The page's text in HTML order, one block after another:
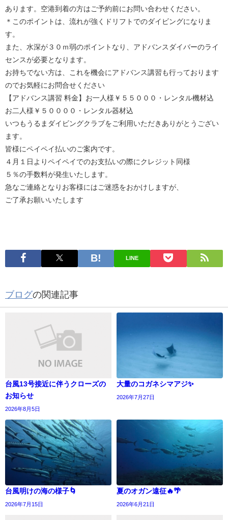
あります。空港到着の方はご予約前にお問い合わせください。
＊このポイントは、流れが強くドリフトでのダイビングになりま
す。
また、水深が３０ｍ弱のポイントなり、アドバンスダイバーのライ
センスが必要となります。
お持ちでない方は、これを機会にアドバンス講習も行っております
のでお気軽にお問合せください
【アドバンス講習 料金】お一人様￥５５０００・レンタル機材込
お二人様￥５００００・レンタル器材込
いつもうるまダイビングクラブをご利用いただきありがとうござい
ます。
皆様にペイペイ払いのご案内です。
４月１日よりペイペイでのお支払いの際にクレジット同様
５％の手数料が発生いたします。
急なご連絡となりお客様にはご迷惑をおかけしますが、
ご了承お願いいたします
LINE
ブログの関連記事
台風13号接近に伴うクローズの
お知らせ
2026年8月5日
大量のコガネシマアジ✨
2026年7月27日
台風明けの海の様子🌀
2026年7月15日
夏のオガン遠征🔥🌴
2026年6月21日